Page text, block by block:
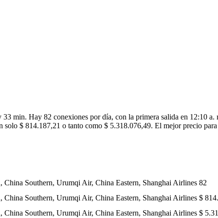
min. Hay 82 conexiones por día, con la primera salida en 12:10 a.
$ 814.187,21 o tanto como $ 5.318.076,49. El mejor precio para
Southern, Urumqi Air, China Eastern, Shanghai Airlines 82
Southern, Urumqi Air, China Eastern, Shanghai Airlines $
Southern, Urumqi Air, China Eastern, Shanghai Airlines $